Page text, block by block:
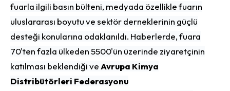
fuarla ilgili basın bülteni, medyada özellikle fuarın
uluslararası boyutu ve sektör derneklerinin güçlü
desteği konularına odaklanıldı. Haberlerde, fuara
70'ten fazla ülkeden 5500'ün üzerinde ziyaretçinin
katılması beklendiği ve Avrupa Kimya
Distribütörleri Federasyonu